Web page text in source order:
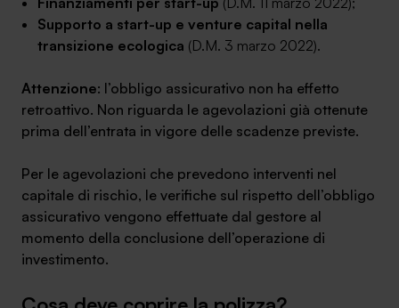
Supporto a start-up e venture capital nella
transizione ecologica (D.M. 3 marzo 2022).
Attenzione: l’obbligo assicurativo non ha effetto
retroattivo. Non riguarda le agevolazioni già ottenute
prima dell’entrata in vigore delle scadenze previste.
Per le agevolazioni che prevedono interventi nel
capitale di rischio, le verifiche sul rispetto dell’obbligo
assicurativo vengono effettuate dal gestore al
momento della conclusione dell’operazione di
investimento.